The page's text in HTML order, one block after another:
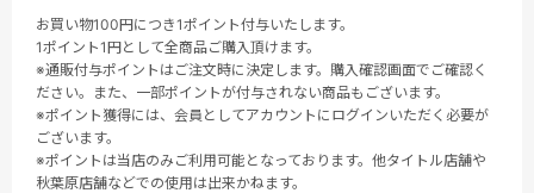
お買い物100円につき1ポイント付与いたします。
1ポイント1円として全商品ご購入頂けます。
※通販付与ポイントはご注文時に決定します。購入確認画面でご確認く
ださい。また、一部ポイントが付与されない商品もございます。
※ポイント獲得には、会員としてアカウントにログインいただく必要が
ございます。
※ポイントは当店のみご利用可能となっております。他タイトル店舗や
秋葉原店舗などでの使用は出来かねます。